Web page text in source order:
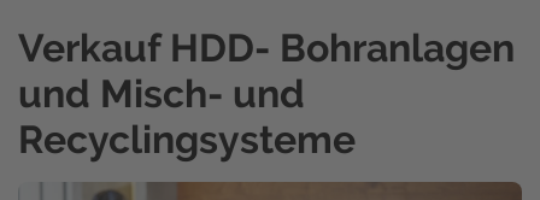
Verkauf HDD- Bohranlagen
und Misch- und
Recyclingsysteme